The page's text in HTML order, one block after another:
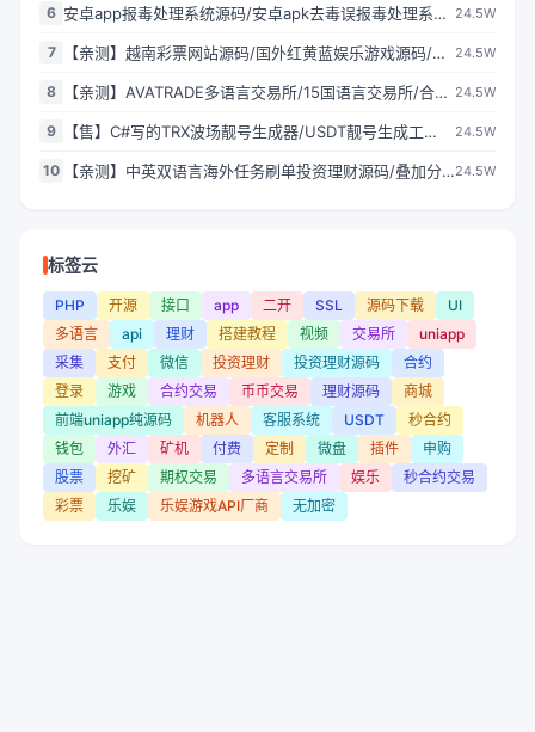
6 安卓app报毒处理系统源码/安卓apk去毒误报毒处理系统
24.5W
7
【亲测】越南彩票网站源码/国外红黄蓝娱乐游戏源码/前
24.5W
8
【亲测】AVATRADE多语言交易所/15国语言交易所/合约
wap+pc纯源码/带搭建教程
24.5W
9
【售】C#写的TRX波场靓号生成器/USDT靓号生成工
24.5W
10
【亲测】中英双语言海外任务刷单投资理财源码/叠加分
24.5W
标签云
PHP 开源 接口 app 二开 SSL 源码下载
UI
多语言
api 理财 搭建教程 视频 交易所
uniapp
采集
支付 微信 投资理财 投资理财源码
合约
登录
游戏 合约交易 币币交易 理财源码
商城
前端uniapp纯源码
机器人 客服系统 USDT
秒合约
钱包
外汇 矿机 付费 定制 微盘 插件
申购
股票
挖矿 期权交易 多语言交易所 娱乐
秒合约交易
彩票
乐娱 乐娱游戏API厂商 无加密